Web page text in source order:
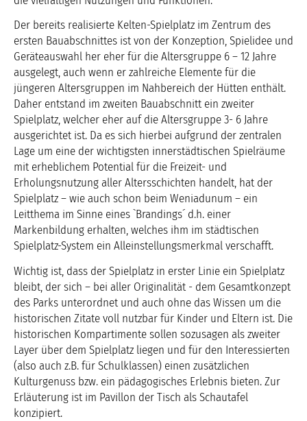
Der bereits realisierte Kelten-Spielplatz im Zentrum des
ersten Bauabschnittes ist von der Konzeption, Spielidee und
Geräteauswahl her eher für die Altersgruppe 6 – 12 Jahre
ausgelegt, auch wenn er zahlreiche Elemente für die
jüngeren Altersgruppen im Nahbereich der Hütten enthält.
Daher entstand im zweiten Bauabschnitt ein zweiter
Spielplatz, welcher eher auf die Altersgruppe 3- 6 Jahre
ausgerichtet ist. Da es sich hierbei aufgrund der zentralen
Lage um eine der wichtigsten innerstädtischen Spielräume
mit erheblichem Potential für die Freizeit- und
Erholungsnutzung aller Altersschichten handelt, hat der
Spielplatz – wie auch schon beim Weniadunum – ein
Leitthema im Sinne eines `Brandings´ d.h. einer
Markenbildung erhalten, welches ihm im städtischen
Spielplatz-System ein Alleinstellungsmerkmal verschafft.
Wichtig ist, dass der Spielplatz in erster Linie ein Spielplatz
bleibt, der sich – bei aller Originalität - dem Gesamtkonzept
des Parks unterordnet und auch ohne das Wissen um die
historischen Zitate voll nutzbar für Kinder und Eltern ist. Die
historischen Kompartimente sollen sozusagen als zweiter
Layer über dem Spielplatz liegen und für den Interessierten
(also auch z.B. für Schulklassen) einen zusätzlichen
Kulturgenuss bzw. ein pädagogisches Erlebnis bieten. Zur
Erläuterung ist im Pavillon der Tisch als Schautafel
konzipiert.